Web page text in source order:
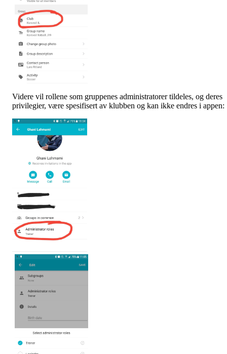
Videre vil rollene som gruppenes administratorer tildeles, og deres
privilegier, være spesifisert av klubben og kan ikke endres i appen: